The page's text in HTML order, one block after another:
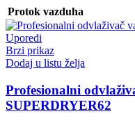
Protok vazduha
Uporedi
Brzi prikaz
Dodaj u listu želja
Profesionalni
SUPERDRYER62